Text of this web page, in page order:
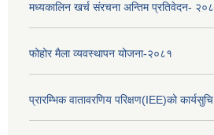
मध्यकालिन खर्च संरचना अन्तिम प्रतिवेदन-
फोहोर मैला व्यवस्थापन योजना-२०८१
प्रारम्भिक वातावरणिय परिक्षण(IEE)को